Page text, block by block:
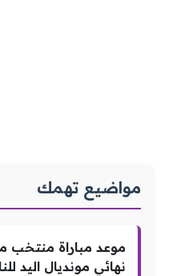
مواضيع تهمك
موعد مباراة
نهائي مونديال اليد